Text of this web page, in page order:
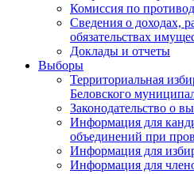
Комиссия по
Сведения о доходах,
обязательствах
Доклады и отчеты
Выборы
Территориальная
Беловского
Законодательство о
Информация для
объединений при
Информация для
Информация для